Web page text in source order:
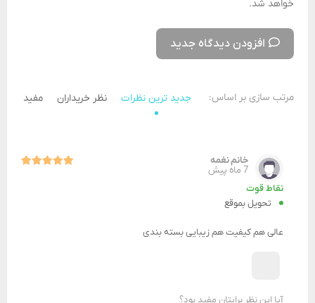
خواهد شد.
افزودن دیدگاه جدید
مرتب سازی بر اساس: جدید ترین نظرات نظر خریداران مفید
خانم نغمه
7 ماه پیش
نقاط قوت
تحویل بموقع
عالی هم کیفیت هم زیبایی بسته بندی
آیا این نظر برایتان مفید بود؟